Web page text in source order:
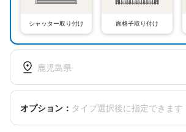
シャッター取り付け 面格子取り付け
鹿児島県
オプション： タイプ選択後に指定できます